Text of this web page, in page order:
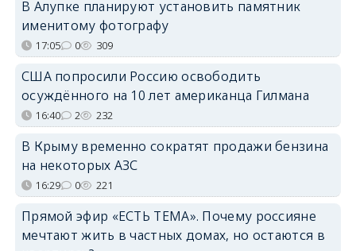
В Алупке планируют установить памятник
именитому фотографу
17:05 0 309
США попросили Россию освободить
осуждённого на 10 лет американца Гилмана
16:40 2 232
В Крыму временно сократят продажи бензина
на некоторых АЗС
16:29 0 221
Прямой эфир «ЕСТЬ ТЕМА». Почему россияне
мечтают жить в частных домах, но остаются в